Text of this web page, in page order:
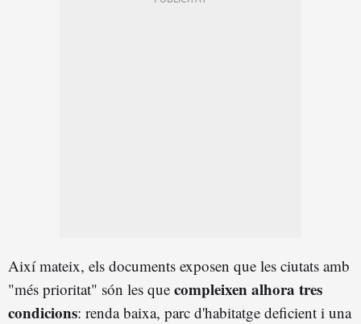
Així mateix, els documents exposen que les ciutats amb
"més prioritat" són les que compleixen alhora tres
condicions: renda baixa, parc d'habitatge deficient i una